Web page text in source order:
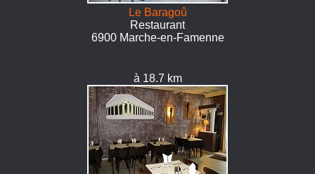
Le Baragoû
Restaurant
6900 Marche-en-Famenne
à 18.7 km